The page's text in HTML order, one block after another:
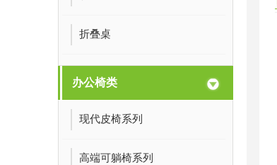
折叠桌
办公椅类
现代皮椅系列
高端可躺椅系列